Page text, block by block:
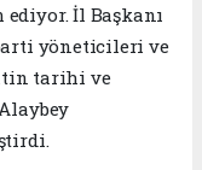
ediyor. İl Başkanı
yöneticileri ve
tarihi ve